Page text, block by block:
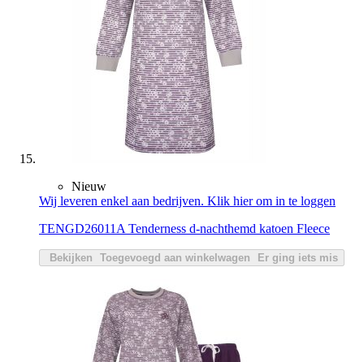
Nieuw
Wij leveren enkel aan bedrijven. Klik hier om in te loggen
TENGD26011A Tenderness d-nachthemd katoen Fleece
Bekijken Toegevoegd aan winkelwagen Er ging iets mis